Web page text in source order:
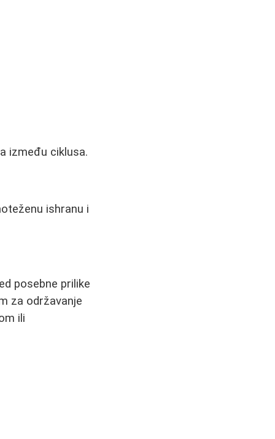
između ciklusa.
ishranu i
posebne prilike
za održavanje
ili